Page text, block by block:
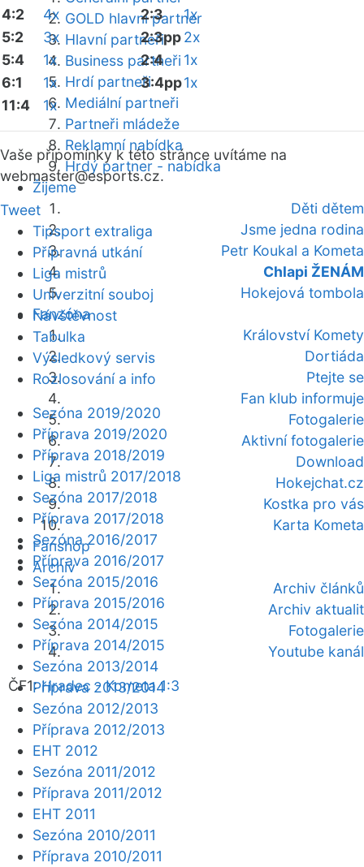
GOLD hlavní partner
Hlavní partneři
Business partneři
Hrdí partneři
Mediální partneři
Partneři mládeže
Reklamní nabídka
Hrdý partner - nabídka
Žijeme
Děti dětem
Jsme jedna rodina
Petr Koukal a Kometa
Chlapi ŽENÁM
Hokejová tombola
Fanzóna
Království Komety
Dortiáda
Ptejte se
Fan klub informuje
Fotogalerie
Aktivní fotogalerie
Download
Hokejchat.cz
Kostka pro vás
Karta Kometa
Fanshop
Archiv
Archiv článků
Archiv aktualit
Fotogalerie
Youtube kanál
ČF1:Hradec - Kometa 1:3
4:2
4x
5:2
3x
5:4
1x
6:1
1x
11:4
1x
2:3
1x
2:3pp2x
2:4
1x
3:4pp1x
Vaše připomínky k této stránce uvítáme na
webmaster@esports.cz.
Tweet
Tipsport extraliga
Přípravná utkání
Liga mistrů
Univerzitní souboj
Návštěvnost
Tabulka
Výsledkový servis
Rozlosování a info
Sezóna 2019/2020
Příprava 2019/2020
Příprava 2018/2019
Liga mistrů 2017/2018
Sezóna 2017/2018
Příprava 2017/2018
Sezóna 2016/2017
Příprava 2016/2017
Sezóna 2015/2016
Příprava 2015/2016
Sezóna 2014/2015
Příprava 2014/2015
Sezóna 2013/2014
Příprava 2013/2014
Sezóna 2012/2013
Příprava 2012/2013
EHT 2012
Sezóna 2011/2012
Příprava 2011/2012
EHT 2011
Sezóna 2010/2011
Příprava 2010/2011